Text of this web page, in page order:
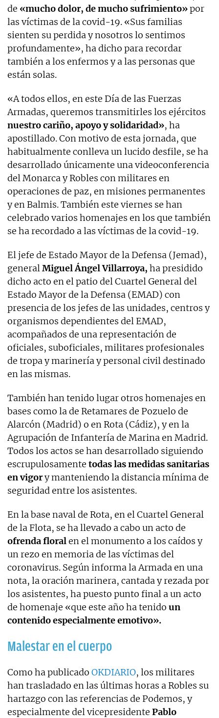
de «mucho dolor, de mucho sufrimiento»por
las víctimas de la covid-19. «Sus familias
sienten su perdida y nosotros lo sentimos
profundamente», ha dicho para recordar
también a los enfermos y a las personas que
están solas.
«A todos ellos, en este Día de las Fuerzas
Armadas, queremos transmitirles los ejércitos
nuestro cariño, apoyo y solidaridad», ha
apostillado. Con motivo de esta jornada, que
habitualmente conlleva un lucido desfile, se ha
desarrollado únicamente una videoconferencia
del Monarca y Robles con militares en
operaciones de paz, en misiones permanentes
y en Balmis. También este viernes se han
celebrado varios homenajes en los que también
se ha recordado a las víctimas de la covid-19.
El jefe de Estado Mayor de la Defensa (Jemad),
generalMiguel Ángel Villarroya, ha presidido
dicho acto en el patio del Cuartel General del
Estado Mayor de la Defensa (EMAD) con
presencia de los jefes de las unidades, centros y
organismos dependientes del EMAD,
acompañados de una representación de
oficiales, suboficiales, militares profesionales
de tropa y marinería y personal civil destinado
en las mismas.
También han tenido lugar otros homenajes en
bases como la de Retamares de Pozuelo de
Alarcón (Madrid) o en Rota (Cádiz), y en la
Agrupación de Infantería de Marina en Madrid.
Todos los actos se han desarrollado siguiendo
escrupulosamente todas las medidas sanitarias
en vigory manteniendo la distancia mínima de
seguridad entre los asistentes.
En la base naval de Rota, en el Cuartel General
de la Flota, se ha llevado a cabo un acto de
ofrenda floralen el monumento a los caídos y
un rezo en memoria de las víctimas del
coronavirus. Según informa la Armada en una
nota, la oración marinera, cantada y rezada por
los asistentes, ha puesto punto final a un acto
de homenaje «que este año ha tenido un
contenido especialmente emotivo».
Malestar en el cuerpo
Como ha publicado OKDIARIO, los militares
han trasladado en las últimas horas a Robles su
hartazgo con las referencias de Podemos, y
especialmente del vicepresidente Pablo